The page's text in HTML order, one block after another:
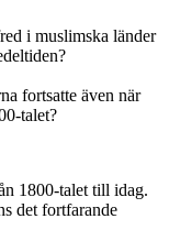
i muslimska länder
fortsatte även när
talet?
1800-talet till idag.
det fortfarande